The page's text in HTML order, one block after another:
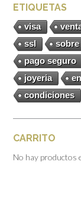
ETIQUETAS
visa
ssl
pago seguro
joyeria
condiciones
CARRITO
No hay productos